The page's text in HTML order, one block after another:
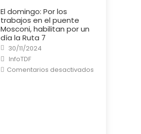
El domingo: Por los
trabajos en el puente
Mosconi, habilitan por un
día la Ruta 7
Posted
on
30/11/2024
Author
InfoTDF
Comentarios desactivadosen
El